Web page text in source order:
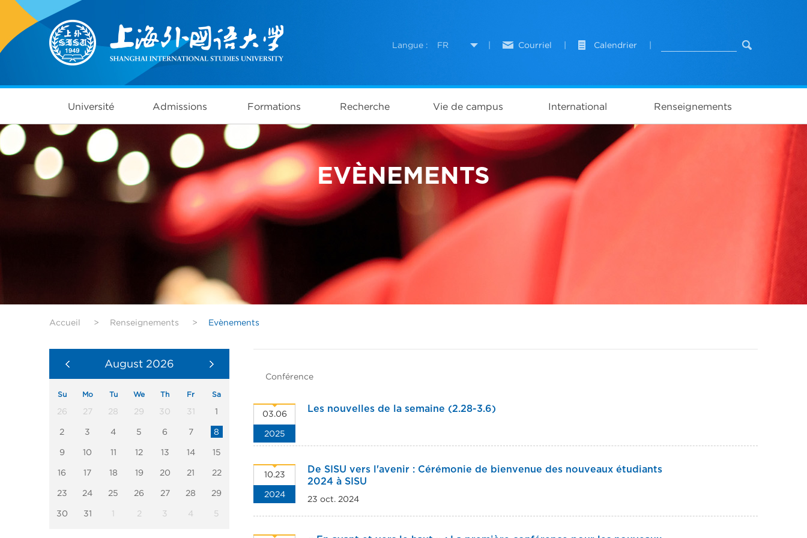
Langue : FR Courriel Calendrier
Université Admissions Formations Recherche Vie de campus International Renseignements
EVÈNEMENTS
Accueil > Renseignements > Evènements
August 2026
Su Mo Tu We Th Fr Sa
26 27 28 29 30 31 1
2 3 4 5 6 7 8
9 10 11 12 13 14 15
16 17 18 19 20 21 22
23 24 25 26 27 28 29
30 31 1 2 3 4 5
Conférence
03.06
2025
Les nouvelles de la semaine (2.28-3.6)
10.23
2024
De SISU vers l'avenir : Cérémonie de bienvenue des nouveaux étudiants
2024 à SISU
23 oct. 2024